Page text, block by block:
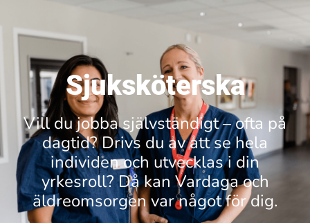
Sjuksköterska
Vill du jobba självständigt – ofta på
dagtid? Drivs du av att se hela
individen och utvecklas i din
yrkesroll? Då kan Vardaga och
äldreomsorgen var något för dig.